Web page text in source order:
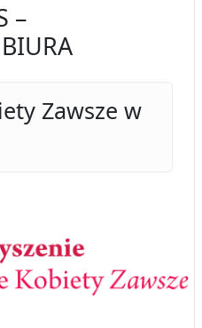
–
Zawsze w